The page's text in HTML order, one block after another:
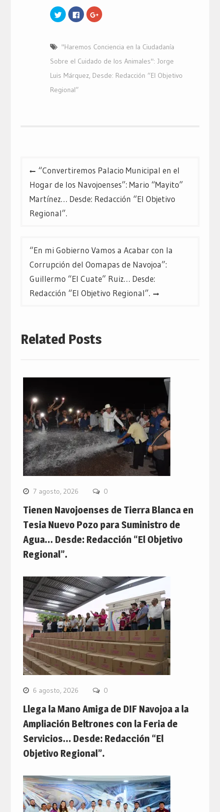
Haz
clic
para
(Se
en
una
ventana
nueva)
Haz
clic
para
(Se
en
una
ventana
nueva)
Haz
clic
(Se
en
una
ventana
nueva)
"Haremos Conciencia en la Ciudadanía
Sobre el Cuidado de los Animales": Jorge
Luis Márquez, Desde: Redacción “El Objetivo
Regional”
Navegación
de
entradas
“Convertiremos Palacio Municipal en el
Hogar de los Navojoenses”: Mario “Mayito”
Martínez… Desde: Redacción “El Objetivo
Regional”.
“En mi Gobierno Vamos a Acabar con la
Corrupción del Oomapas de Navojoa”:
Guillermo “El Cuate” Ruiz… Desde:
Redacción “El Objetivo Regional”.
Related Posts
7 agosto, 2026 0
Tienen Navojoenses de Tierra Blanca en
Tesia Nuevo Pozo para Suministro de
Agua… Desde: Redacción “El Objetivo
Regional”.
6 agosto, 2026 0
Llega la Mano Amiga de DIF Navojoa a la
Ampliación Beltrones con la Feria de
Servicios… Desde: Redacción “El
Objetivo Regional”.